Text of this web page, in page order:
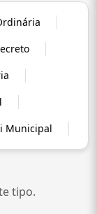
Decreto
Municipal